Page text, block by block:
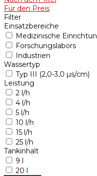
Für den Preis
Filter
Einsatzbereiche
Medizinische
Forschungslabors
Industrien
Wassertyp
Typ III (2,0-3,0 µs/cm)
Leistung
2 l/h
4 l/h
5 l/h
10 l/h
15 l/h
25 l/h
Tankinhalt
9 l
20 l